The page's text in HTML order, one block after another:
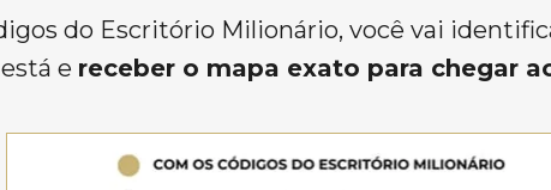
do Escritório Milionário, você vai i
e receber o mapa exato para chegar